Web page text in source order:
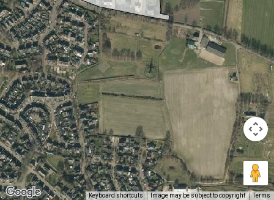
Keyboard shortcuts Image may be subject to copyright Terms